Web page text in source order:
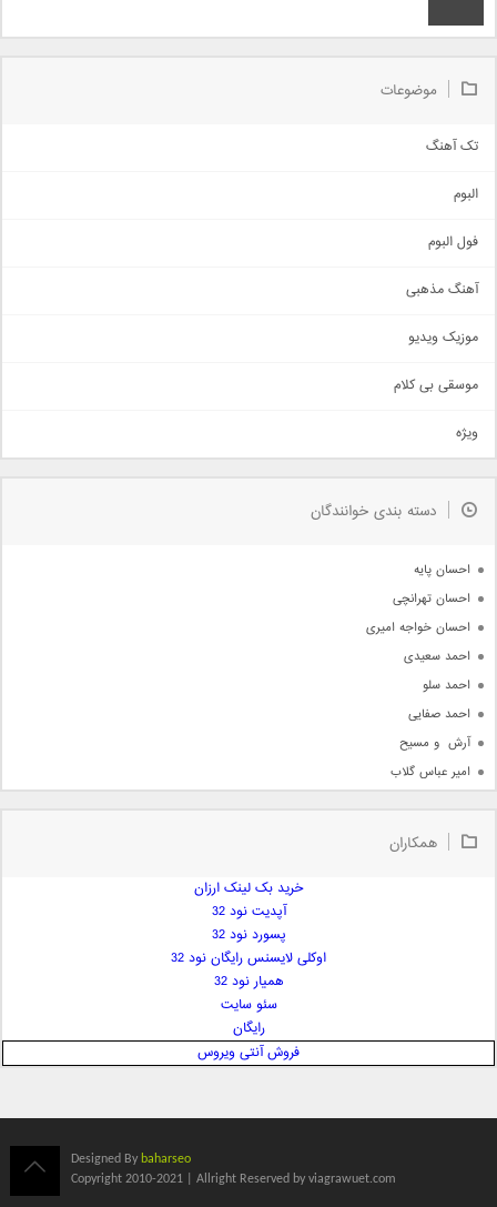
موضوعات
تک آهنگ
اجتماعی
حماسی
سنتی
اهنگ بندرعباسی
دمو
مذهبی
جدیدترین ها
البوم
فول البوم
آهنگ مذهبی
موزیک ویدیو
موسقی بی کلام
ویژه
دسته بندی خوانندگان
احسان پایه
احسان تهرانچی
احسان خواجه امیری
احمد سعیدی
احمد سلو
احمد صفایی
آرش  و مسیح
امیر عباس گلاب
امیر علی
ایمان غلامی
بابک جهانبخش
همکاران
خرید بک لینک ارزان
آپدیت نود 32
پسورد نود 32
اوکلی لایسنس رایگان نود 32
همیار نود 32
سئو سایت
رایگان
فروش آنتی ویروس
Designed By baharseo
Copyright 2010-2021 | Allright Reserved by viagrawuet.com